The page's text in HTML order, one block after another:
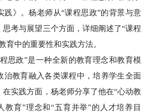
践》。杨老师从“课程思政”的背景与意
思考与展望三个方面，详细阐述了“课程
育中的重要性和实践方法。
思政”是一种全新的教育理念和教育模
治教育融入各类课程中，培养学生全面
在实践方面，杨老师分享了他在“心动教
教育”理念和“五育并举”的人才培养目